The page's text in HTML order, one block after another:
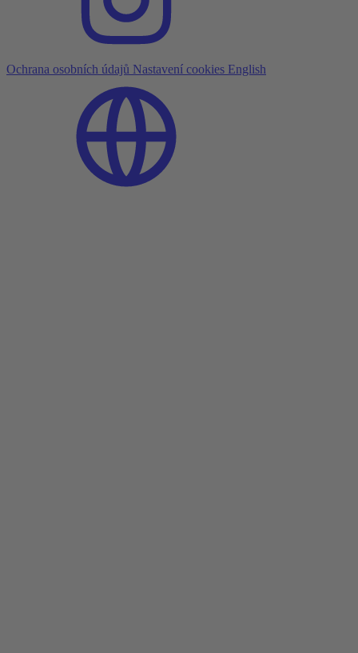
Ochrana osobních údajů Nastavení cookies English